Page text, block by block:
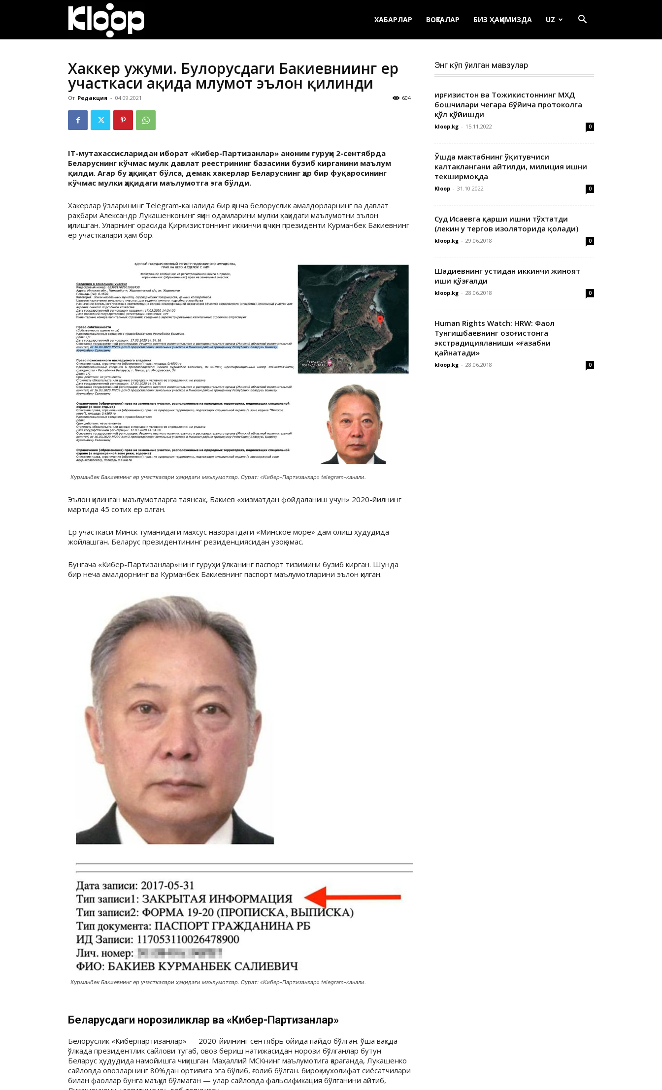
ХАБАРЛАР ВОҚЕАЛАР БИЗ ҲАҚИМИЗДА UZ
Хаккер ҳужуми. Булорусдаги Бакиевниинг ер
участкаси ҳақида млумот эълон қилинди
От Редакция - 04.09.2021 604
IT-мутахассисларидан иборат «Кибер-Партизанлар» аноним гуруҳи 2-сентябрда
Беларуснинг кўчмас мулк давлат реестрининг базасини бузиб кирганини маълум
қилди. Агар бу ҳақиқат бўлса, демак хакерлар Беларуснинг ҳар бир фуқаросининг
кўчмас мулки ҳақидаги маълумотга эга бўлди.
Хакерлар ўзларининг Telegram-каналида бир қанча белоруслик амалдорларнинг ва давлат
раҳбари Александр Лукашенконинг яқин одамларини мулки ҳақидаги маълумотни эълон
қилишган. Уларнинг орасида Қирғизистоннинг иккинчи қочқин президенти Курманбек Бакиевнинг
ер участкалари ҳам бор.
Курманбек Бакиевнинг ер участкалари ҳақидаги маълумотлар. Сурат: «Кибер-Партизанлар» telegram-канали.
Эълон қилинган маълумотларга таянсак, Бакиев «хизматдан фойдаланиш учун» 2020-йилнинг
мартида 45 сотих ер олган.
Ер участкаси Минск туманидаги махсус назоратдаги «Минское море» дам олиш ҳудудида
жойлашган. Беларус президентининг резиденциясидан узоқ эмас.
Бунгача «Кибер-Партизанлар»нинг гуруҳи ўлканинг паспорт тизимини бузиб кирган. Шунда
бир неча амалдорнинг ва Курманбек Бакиевнинг паспорт маълумотларини эълон қилган.
Курманбек Бакиевнинг ер участкалари ҳақидаги маълумотлар. Сурат: «Кибер-Партизанлар» telegram-канали.
Беларусдаги норозиликлар ва «Кибер-Партизанлар»
Белоруслик «Киберпартизанлар» — 2020-йилнинг сентябрь ойида пайдо бўлган. ўша вақтда
ўлкада президентлик сайлови тугаб, овоз бериш натижасидан норози бўлганлар бутун
Беларус ҳудудида намойишга чиқишган. Маҳаллий МСКнинг маълумотига қараганда, Лукашенко
сайловда овозларнинг 80%дан ортиғига эга бўлиб, ғолиб бўлган. бироқ мухолифат сиёсатчилари
билан фаоллар бунга маъқул бўлмаган — улар сайловда фальсификация бўлганини айтиб,
Энг кўп ўқилган мавзулар
Қирғизистон ва Тожикистоннинг МХДҚ
бошчилари чегара бўйича протоколга
қўл қўйишди
kloop.kg - 15.11.2022 0
Ўшда мактабнинг ўқитувчиси
калтаклангани айтилди, милиция ишни
текширмоқда
Kloop - 31.10.2022 0
Суд Исаевга қарши ишни тўхтатди
(лекин у тергов изоляторида қолади)
kloop.kg - 29.06.2018 0
Шадиевнинг устидан иккинчи жиноят
иши қўзғалди
kloop.kg - 28.06.2018 0
Human Rights Watch: HRW: Фаол
Тунгишбаевнинг Қозоғистонга
экстрадицияланиши «ғазабни
қайнатади»
kloop.kg - 28.06.2018 0